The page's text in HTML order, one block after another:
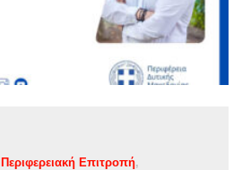
Περιφερειακή Επιτροπή